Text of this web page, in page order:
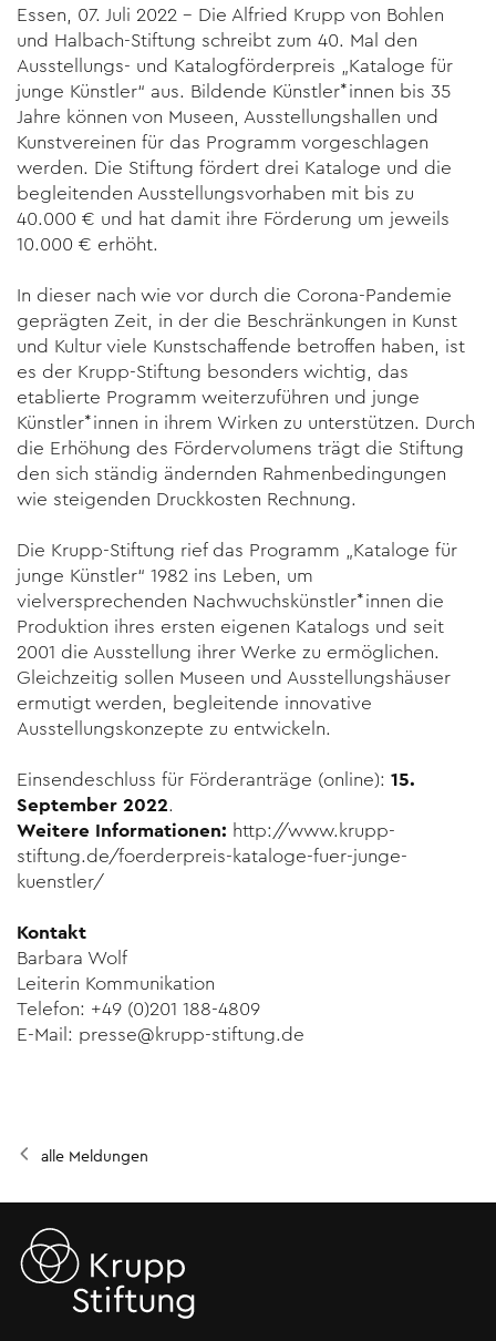
Essen, 07. Juli 2022 – Die Alfried Krupp von Bohlen
und Halbach-Stiftung schreibt zum 40. Mal den
Ausstellungs- und Katalog­förder­preis „Kataloge für
junge Künstler“ aus. Bildende Künstler*innen bis 35
Jahre können von Museen, Ausstellungs­hallen und
Kunstvereinen für das Programm vorgeschlagen
werden. Die Stiftung fördert drei Kataloge und die
begleitenden Ausstellungsvorhaben mit bis zu
40.000 € und hat damit ihre Förderung um jeweils
10.000 € erhöht.
In dieser nach wie vor durch die Corona-Pandemie
geprägten Zeit, in der die Beschränkungen in Kunst
und Kultur viele Kunst­schaffende betroffen haben, ist
es der Krupp-Stiftung besonders wichtig, das
etablierte Programm weiterzuführen und junge
Künstler*innen in ihrem Wirken zu unterstützen. Durch
die Erhöhung des Fördervolumens trägt die Stiftung
den sich ständig ändernden Rahmenbedingungen
wie steigenden Druckkosten Rechnung.
Die Krupp-Stiftung rief das Programm „Kataloge für
junge Künstler“ 1982 ins Leben, um
vielversprechenden Nachwuchskünstler*innen die
Produktion ihres ersten eigenen Katalogs und seit
2001 die Ausstellung ihrer Werke zu ermöglichen.
Gleichzeitig sollen Museen und Ausstellungs­häuser
ermutigt werden, begleitende innovative
Ausstellungs­konzepte zu entwickeln.
Einsendeschluss für Förderanträge (online): 15.
September 2022.
Weitere Informationen: http://www.krupp-
stiftung.de/foerderpreis-kataloge-fuer-junge-
kuenstler/
Kontakt
Barbara Wolf
Leiterin Kommunikation
Telefon: +49 (0)201 188-4809
E-Mail: presse@krupp-stiftung.de
alle Meldungen